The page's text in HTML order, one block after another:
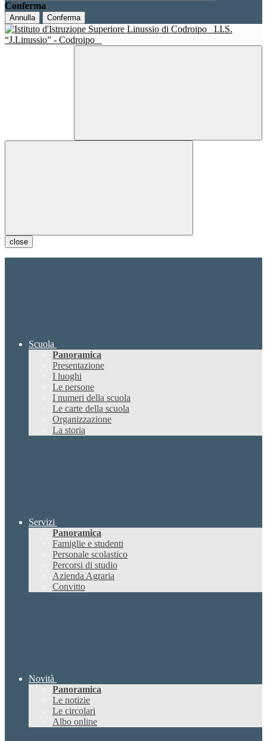
Conferma
Annulla Conferma
I.I.S.
“J.Linussio” - Codroipo
close
Scuola
Panoramica
Presentazione
I luoghi
Le persone
I numeri della scuola
Le carte della scuola
Organizzazione
La storia
Servizi
Panoramica
Famiglie e studenti
Personale scolastico
Percorsi di studio
Azienda Agraria
Convitto
Novità
Panoramica
Le notizie
Le circolari
Albo online